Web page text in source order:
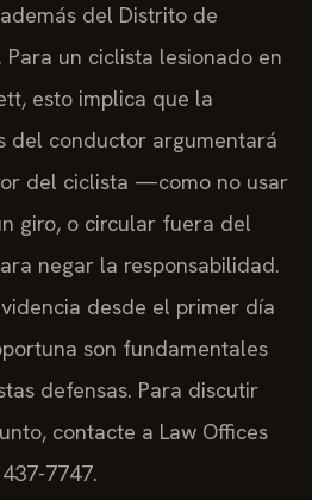
del Distrito de
un ciclista lesionado en
esto implica que la
del conductor argumentará
del ciclista —como no usar
giro, o circular fuera del
negar la responsabilidad.
desde el primer día
son fundamentales
defensas. Para discutir
contacte a Law Offices
7747.